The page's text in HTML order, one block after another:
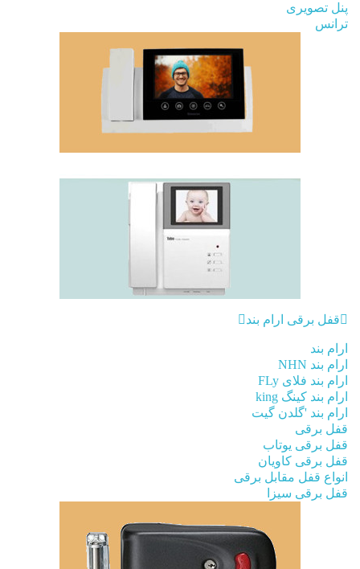
پنل تصویری
ترانس
قفل برقی ارام بند
ارام بند
ارام بند NHN
ارام بند فلای FLy
ارام بند کینگ king
ارام بند 'گلدن گیت
قفل برقی
قفل برقی یوتاب
قفل برقی کاویان
انواع قفل مقابل برقی
قفل برقی سیزا